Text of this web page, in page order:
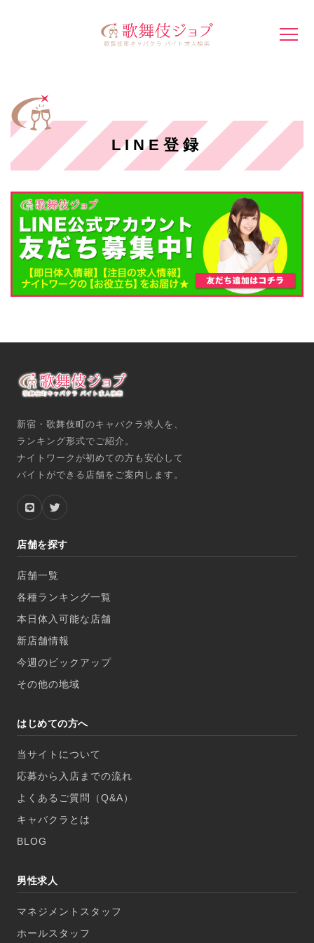
LINE登録
新宿・歌舞伎町のキャバクラ求人を、
ランキング形式でご紹介。
ナイトワークが初めての方も安心して
バイトができる店舗をご案内します。
店舗を探す
店舗一覧
各種ランキング一覧
本日体入可能な店舗
新店舗情報
今週のピックアップ
その他の地域
はじめての方へ
当サイトについて
応募から入店までの流れ
よくあるご質問（Q&A）
キャバクラとは
BLOG
男性求人
マネジメントスタッフ
ホールスタッフ